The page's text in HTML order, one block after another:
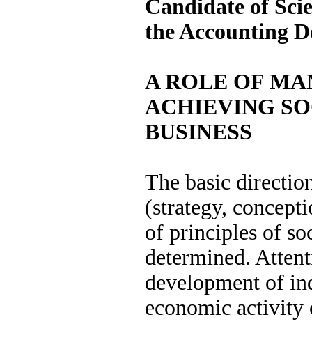
Candidate of
the Accounting
A ROLE OF
ACHIEVING
BUSINESS
The basic
(strategy,
of principles of
determined.
development of
economic activity